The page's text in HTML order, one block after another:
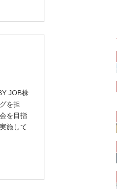
JOB株
を担
を目指
施して